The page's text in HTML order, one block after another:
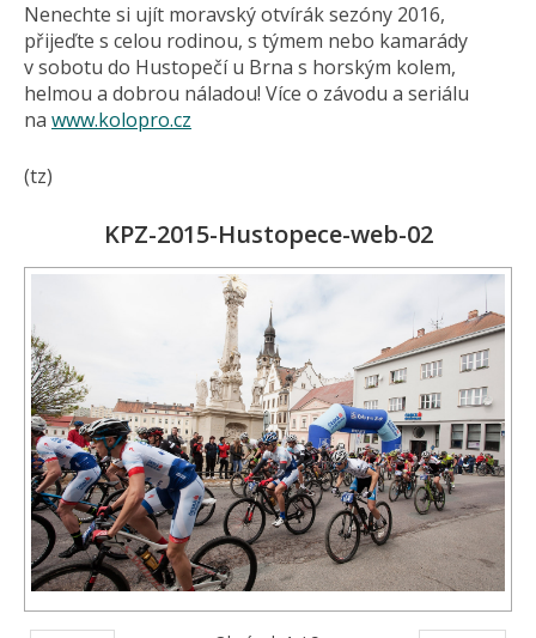
Nenechte si ujít moravský otvírák sezóny 2016,
přijeďte s celou rodinou, s týmem nebo kamarády
v sobotu do Hustopečí u Brna s horským kolem,
helmou a dobrou náladou! Více o závodu a seriálu
na www.kolopro.cz
(tz)
KPZ-2015-Hustopece-web-02